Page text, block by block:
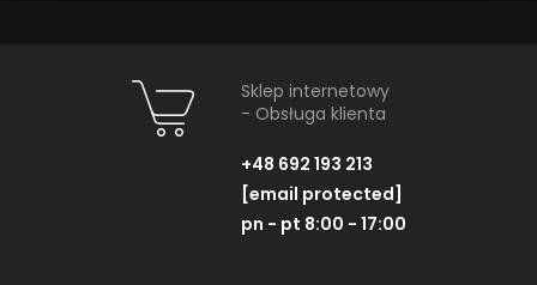
Sklep internetowy
- Obsługa klienta
+48 692 193 213
[email protected]
pn - pt 8:00 - 17:00